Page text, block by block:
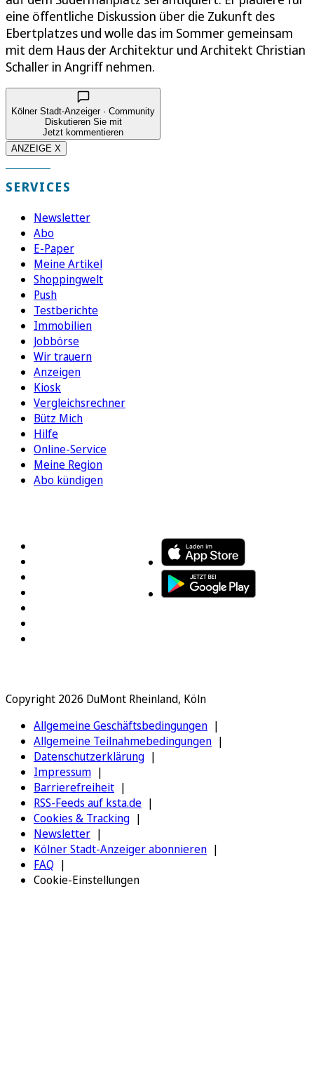
eine öffentliche Diskussion über die Zukunft des
Ebertplatzes und wolle das im Sommer gemeinsam
mit dem Haus der Architektur und Architekt Christian
Schaller in Angriff nehmen.
Kölner Stadt-Anzeiger · Community
Diskutieren Sie mit
Jetzt kommentieren
ANZEIGE X
SERVICES
Newsletter
Abo
E-Paper
Meine Artikel
Shoppingwelt
Push
Testberichte
Immobilien
Jobbörse
Wir trauern
Anzeigen
Kiosk
Vergleichsrechner
Bütz Mich
Hilfe
Online-Service
Meine Region
Abo kündigen
Copyright 2026 DuMont Rheinland, Köln
Allgemeine Geschäftsbedingungen
Allgemeine Teilnahmebedingungen
Datenschutzerklärung
Impressum
Barrierefreiheit
RSS-Feeds auf ksta.de
Cookies & Tracking
Newsletter
Kölner Stadt-Anzeiger abonnieren
FAQ
Cookie-Einstellungen